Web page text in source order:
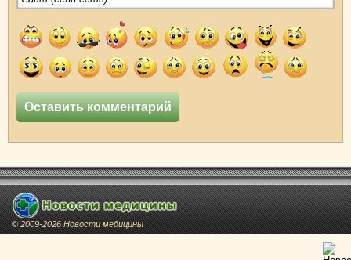
© 2009-2026 Новости медицины